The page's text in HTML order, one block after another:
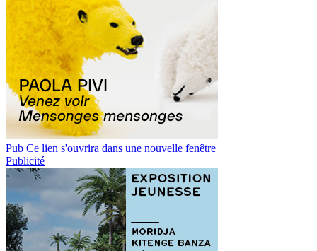
Pub Ce lien s'ouvrira dans une nouvelle fenêtre
Publicité